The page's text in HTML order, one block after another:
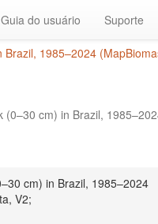
Guia do usuário Suporte
1985–2024
cm) in Brazil,
cm) in Brazil, 1985–2024
V2;